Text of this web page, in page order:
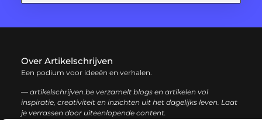
Over Artikelschrijven
Een podium voor ideeën en verhalen.
— artikelschrijven.be verzamelt blogs en artikelen vol
inspiratie, creativiteit en inzichten uit het dagelijks leven. Laat
je verrassen door uiteenlopende content.